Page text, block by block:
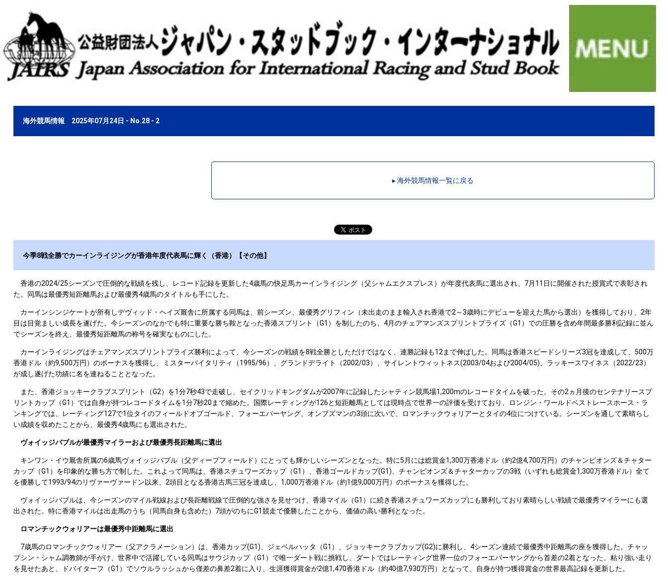
海外競馬情報 2025年07月24日 - No.28 - 2
▸ 海外競馬情報一覧に戻る
今季8戦全勝でカーインライジングが香港年度代表馬に輝く（香港）【その他】
香港の2024/25シーズンで圧倒的な戦績を残し、レコード記録を更新した4歳馬の快足馬カーインライジング（父シャムエクスプレス）が年度代表馬に選出され、7月11日に開催された授賞式で表彰され
た。同馬は最優秀短距離馬および最優秀4歳馬のタイトルも手にした。
カーインシンジケートが所有しデヴィッド・ヘイズ厩舎に所属する同馬は、前シーズン、最優秀グリフィン（未出走のまま輸入され香港で2～3歳時にデビューを迎えた馬から選出）を獲得しており、2年
目は目覚ましい成長を遂げた。今シーズンのなかでも特に重要な勝ち鞍となった香港スプリント（G1）を制したのち、4月のチェアマンズスプリントプライズ（G1）での圧勝を含め年間最多勝利記録に並ん
でシーズンを終え、最優秀短距離馬の称号を確実なものにした。
カーインライジングはチェアマンズスプリントプライズ勝利によって、今シーズンの戦績を8戦全勝としただけではなく、連勝記録も12まで伸ばした。同馬は香港スピードシリーズ3冠を達成して、500万
香港ドル（約9,500万円）のボーナスを獲得し、ミスターバイタリティ（1995/96）、グランドデライト（2002/03）、サイレントウィットネス(2003/04および2004/05)、ラッキースワイネス（2022/23）
が成し遂げた功績に名を連ねることとなった。
また、香港ジョッキークラブスプリント（G2）を1分7秒43で走破し、セイクリッドキングダムが2007年に記録したシャティン競馬場1,200mのレコードタイムを破った。その2ヵ月後のセンテナリースプ
リントカップ（G1）では自身が持つレコードタイムを1分7秒20まで縮めた。国際レーティングが126と短距離馬としては現時点で世界一の評価を受けており、ロンジン・ワールドベストレースホース・ラ
ンキングでは、レーティング127で1位タイのフィールドオブゴールド、フォーエバーヤング、オンブズマンの3頭に次いで、ロマンチックウォリアーとタイの4位につけている。シーズンを通して素晴らし
い成績を収めたことから、最優秀4歳馬にも選出された。
ヴォイッジバブルが最優秀マイラーおよび最優秀長距離馬に選出
キンワン・イウ厩舎所属の6歳馬ヴォイッジバブル（父ディープフィールド）にとっても輝かしいシーズンとなった。特に5月には総賞金1,300万香港ドル（約2億4,700万円）のチャンピオンズ＆チャター
カップ（G1）を印象的な勝ち方で制した。これよって同馬は、香港スチュワーズカップ（G1）、香港ゴールドカップ(G1)、チャンピオンズ＆チャターカップの3戦（いずれも総賞金1,300万香港ドル）全て
を優勝して1993/94のリヴァーヴァードン以来、2頭目となる香港古馬三冠を達成し、1,000万香港ドル（約1億9,000万円）のボーナスを獲得した。
ヴォイッジバブルは、今シーズンのマイル戦線および長距離戦線で圧倒的な強さを見せつけ、香港マイル（G1）に続き香港スチュワーズカップにも勝利しており素晴らしい戦績で最優秀マイラーにも選
出された。特に香港マイルは出走馬のうち（同馬自身も含めた）7頭がのちにG1競走で優勝したことから、価値の高い勝利となった。
ロマンチックウォリアーは最優秀中距離馬に選出
7歳馬のロマンチックウォリアー（父アクラメーション）は、香港カップ(G1)、ジェベルハッタ（G1）、ジョッキークラブカップ(G2)に勝利し、4シーズン連続で最優秀中距離馬の座を獲得した。チャッ
プシン・シャム調教師が手がけ、世界中で活躍している同馬はサウジカップ（G1）で唯一ダート戦に挑戦し、ダートではレーティング世界一位のフォーエバーヤングから首差の2着となった。粘り強い走り
を見せたあと、ドバイターフ（G1）でソウルラッシュから僅差の鼻差2着に入り、生涯獲得賞金が2億1,470香港ドル（約40億7,930万円）となって、自身が持つ獲得賞金の世界最高記録を更新した。